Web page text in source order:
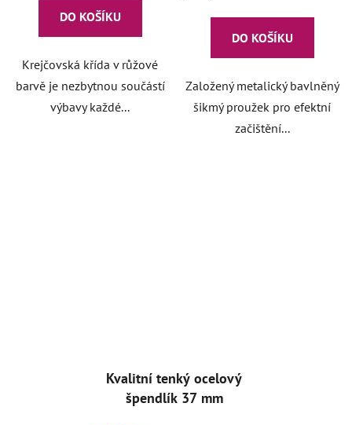
DO KOŠÍKU
Krejčovská křída v růžové
barvě je nezbytnou součástí
výbavy každé...
DO KOŠÍKU
Založený metalický bavlněný
šikmý proužek pro efektní
začištění...
Kvalitní tenký ocelový
špendlík 37 mm